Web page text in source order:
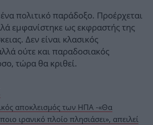
πολιτικό παράδοξο. Προέρχεται
εμφανίστηκε ως εκφραστής της
Δεν είναι κλασικός
ούτε και παραδοσιακός
τώρα θα κριθεί.
αποκλεισμός των ΗΠΑ -«Θα
ιρανικό πλοίο πλησιάσει», απειλεί